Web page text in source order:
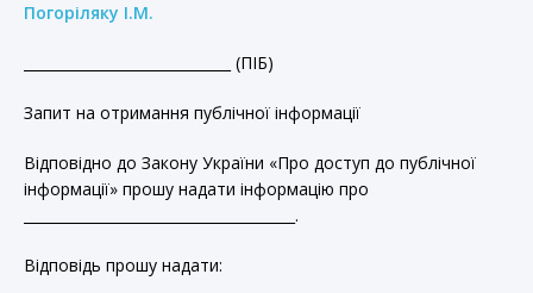
Погоріляку І.М.
_____________________________ (ПІБ)
Запит на отримання публічної інформації
Відповідно до Закону України «Про доступ до публічної
інформації» прошу надати інформацію про
______________________________________.
Відповідь прошу надати: